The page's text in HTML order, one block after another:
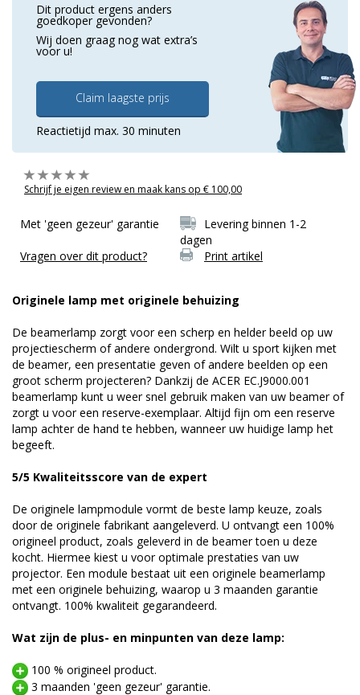
Dit product ergens anders
goedkoper gevonden?
Wij doen graag nog wat extra’s
voor u!
Claim laagste prijs
Reactietijd max. 30 minuten
Schrijf je eigen review en maak kans op € 100,00
Met 'geen gezeur' garantie
Levering binnen 1-2
dagen
Vragen over dit product?
Print artikel
Originele lamp met originele behuizing
De beamerlamp zorgt voor een scherp en helder beeld op uw
projectiescherm of andere ondergrond. Wilt u sport kijken met
de beamer, een presentatie geven of andere beelden op een
groot scherm projecteren? Dankzij de ACER EC.J9000.001
beamerlamp kunt u weer snel gebruik maken van uw beamer of
zorgt u voor een reserve-exemplaar. Altijd fijn om een reserve
lamp achter de hand te hebben, wanneer uw huidige lamp het
begeeft.
5/5 Kwaliteitsscore van de expert
De originele lampmodule vormt de beste lamp keuze, zoals
door de originele fabrikant aangeleverd. U ontvangt een 100%
origineel product, zoals geleverd in de beamer toen u deze
kocht. Hiermee kiest u voor optimale prestaties van uw
projector. Een module bestaat uit een originele beamerlamp
met een originele behuizing, waarop u 3 maanden garantie
ontvangt. 100% kwaliteit gegarandeerd.
Wat zijn de plus- en minpunten van deze lamp:
100 % origineel product.
3 maanden 'geen gezeur' garantie.